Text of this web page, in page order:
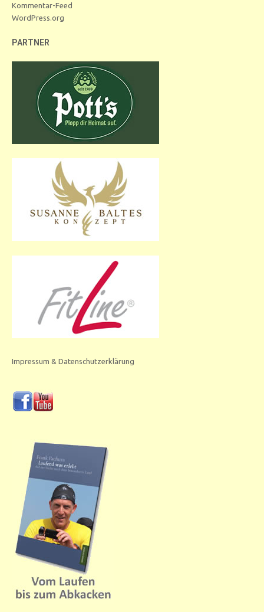
Kommentar-Feed
WordPress.org
PARTNER
Impressum & Datenschutzerklärung